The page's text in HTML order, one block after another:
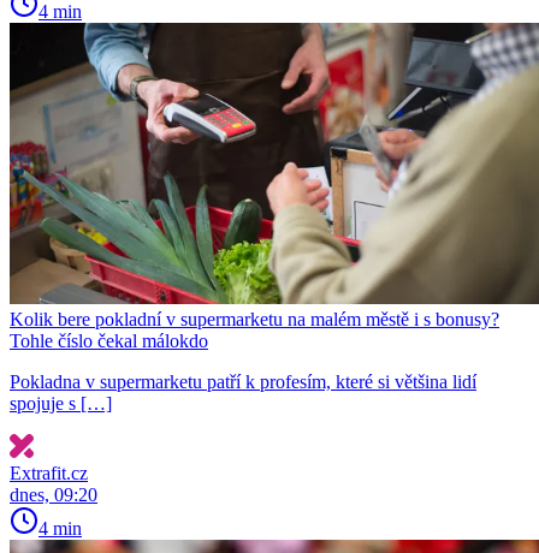
4 min
Kolik bere pokladní v supermarketu na malém městě i s bonusy?
Tohle číslo čekal málokdo
Pokladna v supermarketu patří k profesím, které si většina lidí
spojuje s […]
Extrafit.cz
dnes, 09:20
4 min